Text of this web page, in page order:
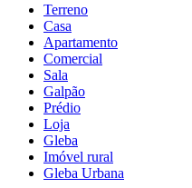
Terreno
Casa
Apartamento
Comercial
Sala
Galpão
Prédio
Loja
Gleba
Imóvel rural
Gleba Urbana